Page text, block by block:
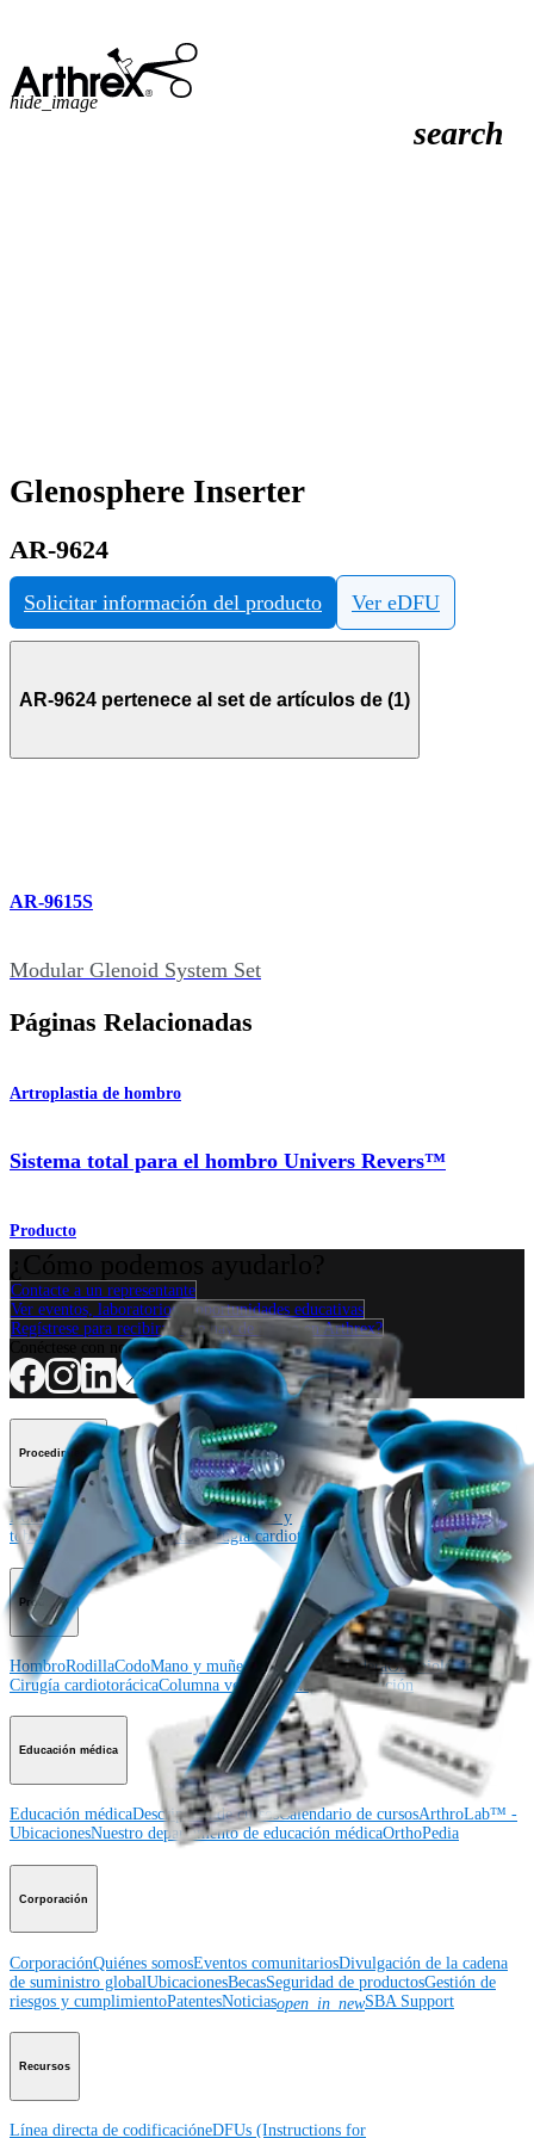
search
hide_image
Glenosphere Inserter
AR-9624
Solicitar información del producto Ver eDFU
AR-9624 pertenece al set de artículos de (1)
AR-9615S
Modular Glenoid System Set
Páginas Relacionadas
Artroplastia de hombro
Sistema total para el hombro Univers Revers™
Producto
Contacte a un representante
Ver eventos, laboratorios y oportunidades educativas
Regístrese para recibir: ¿Qué hay de nuevo en Arthrex?
Conéctese con nosotros
Procedimiento
Hombro RodillaCodoMano y muñecaPie y
tobillo Cadera OrtobiológicosCirugía cardiotorácica Columna vertebral
Producto
HombroRodillaCodoMano y muñeca Pie y tobilloCaderaOrtobiológicos
Cirugía cardiotorácicaColumna vertebralImagen y resección
Educación médica
Educación médicaDescripción de cursosCalendario de cursosArthroLab™ -
UbicacionesNuestro departamento de educación médicaOrthoPedia
Corporación
CorporaciónQuiénes somosEventos comunitariosDivulgación de la cadena
de suministro globalUbicacionesBecasSeguridad de productosGestión de
riesgos y cumplimientoPatentesNoticiasopen_in_newSBA Support
Recursos
Línea directa de codificacióneDFUs (Instructions for